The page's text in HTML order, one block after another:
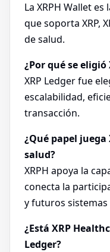
La XRPH Wallet
que soporta XRP,
de salud.
¿Por qué se eligió
XRP Ledger fue
escalabilidad,
transacción.
¿Qué papel juega
salud?
XRPH apoya la
conecta la
y futuros sistemas
¿Está XRP
Ledger?